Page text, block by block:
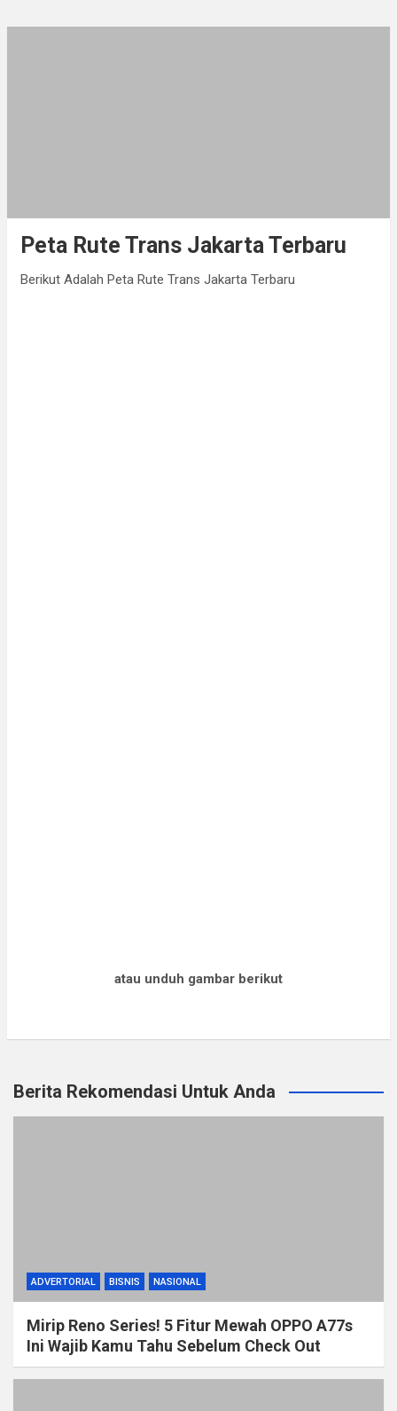
Peta Rute Trans Jakarta Terbaru
Berikut Adalah Peta Rute Trans Jakarta Terbaru
atau unduh gambar berikut
Berita Rekomendasi Untuk Anda
ADVERTORIAL BISNIS NASIONAL
Mirip Reno Series! 5 Fitur Mewah OPPO A77s
Ini Wajib Kamu Tahu Sebelum Check Out